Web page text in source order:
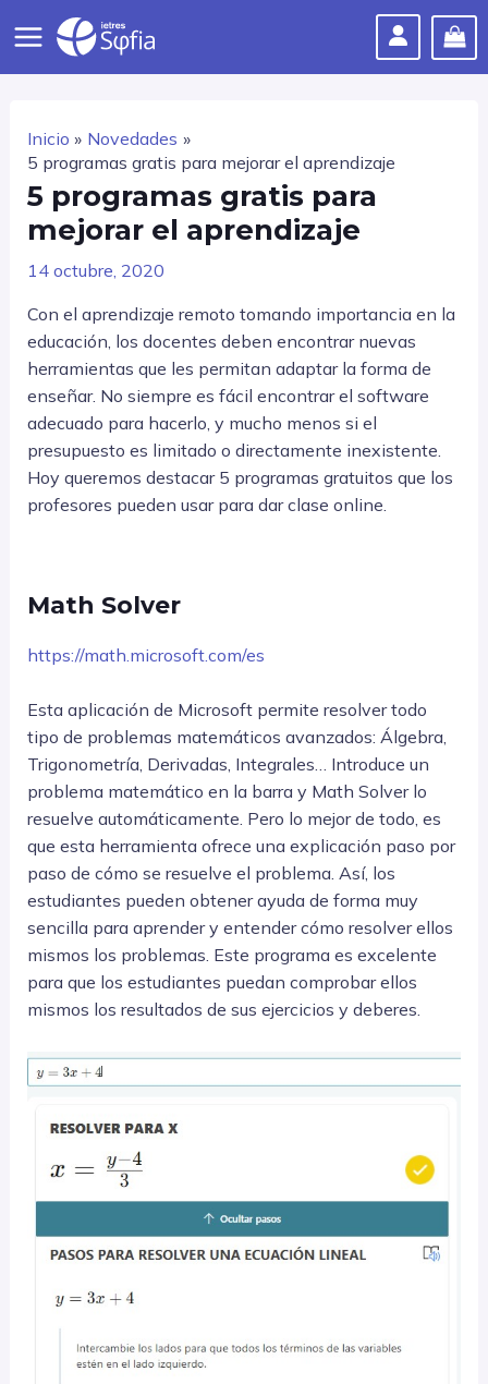
Main
Inicio
Novedades
5 programas gratis para mejorar el aprendizaje
5 programas gratis para
mejorar el aprendizaje
14 octubre, 2020
Con el aprendizaje remoto tomando importancia en la
educación, los docentes deben encontrar nuevas
herramientas que les permitan adaptar la forma de
enseñar. No siempre es fácil encontrar el software
adecuado para hacerlo, y mucho menos si el
presupuesto es limitado o directamente inexistente.
Hoy queremos destacar 5 programas gratuitos que los
profesores pueden usar para dar clase online.
Math Solver
https://math.microsoft.com/es
Esta aplicación de Microsoft permite resolver todo
tipo de problemas matemáticos avanzados: Álgebra,
Trigonometría, Derivadas, Integrales… Introduce un
problema matemático en la barra y Math Solver lo
resuelve automáticamente. Pero lo mejor de todo, es
que esta herramienta ofrece una explicación paso por
paso de cómo se resuelve el problema. Así, los
estudiantes pueden obtener ayuda de forma muy
sencilla para aprender y entender cómo resolver ellos
mismos los problemas. Este programa es excelente
para que los estudiantes puedan comprobar ellos
mismos los resultados de sus ejercicios y deberes.